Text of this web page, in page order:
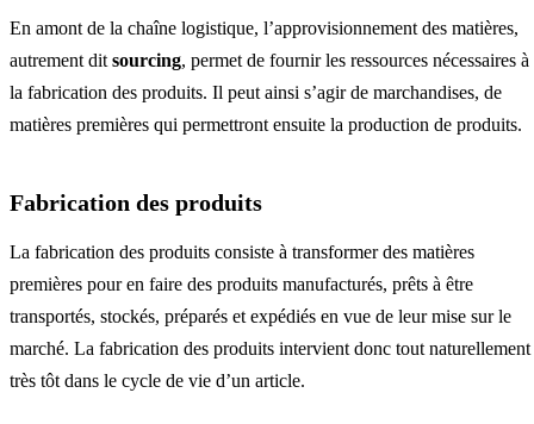
En amont de la chaîne logistique, l’approvisionnement des matières,
autrement dit sourcing, permet de fournir les ressources nécessaires à
la fabrication des produits. Il peut ainsi s’agir de marchandises, de
matières premières qui permettront ensuite la production de produits.
Fabrication des produits
La fabrication des produits consiste à transformer des matières
premières pour en faire des produits manufacturés, prêts à être
transportés, stockés, préparés et expédiés en vue de leur mise sur le
marché. La fabrication des produits intervient donc tout naturellement
très tôt dans le cycle de vie d’un article.